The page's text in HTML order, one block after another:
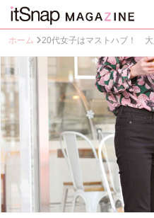
ホーム 20代女子はマストハブ！ 大